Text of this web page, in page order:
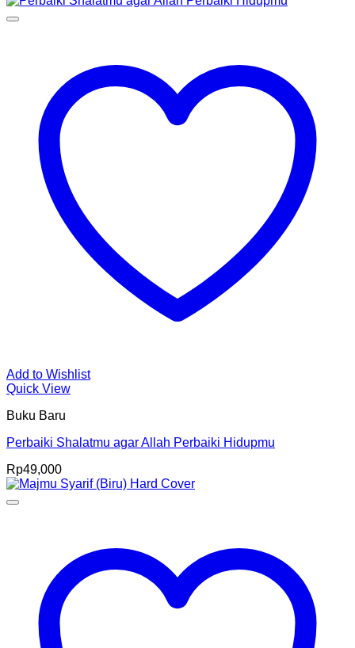
Add to Wishlist
Quick View
Buku Baru
Perbaiki Shalatmu agar Allah Perbaiki Hidupmu
Rp49,000